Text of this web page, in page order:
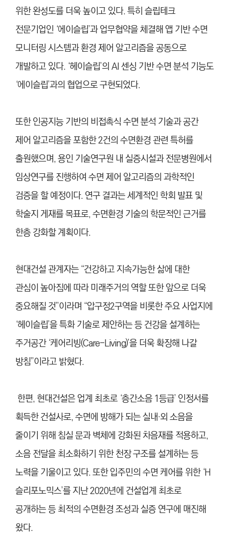
위한 완성도를 더욱 높이고 있다. 특히 슬립테크
전문기업인 ‘에이슬립’과 업무협약을 체결해 앱 기반 수면
모니터링 시스템과 환경 제어 알고리즘을 공동으로
개발하고 있다. ‘헤이슬립’의 AI 센싱 기반 수면 분석 기능도
‘에이슬립’과의 협업으로 구현되었다.
또한 인공지능 기반의 비접촉식 수면 분석 기술과 공간
제어 알고리즘을 포함한 2건의 수면환경 관련 특허를
출원했으며, 용인 기술연구원 내 실증시설과 전문병원에서
임상연구를 진행하여 수면 제어 알고리즘의 과학적인
검증을 할 예정이다. 연구 결과는 세계적인 학회 발표 및
학술지 게재를 목표로, 수면환경 기술의 학문적인 근거를
한층 강화할 계획이다.
현대건설 관계자는 “건강하고 지속가능한 삶에 대한
관심이 높아짐에 따라 미래주거의 역할 또한 앞으로 더욱
중요해질 것”이라며 “압구정2구역을 비롯한 주요 사업지에
‘헤이슬립’을 특화 기술로 제안하는 등 건강을 설계하는
주거공간 ‘케어리빙(Care-Living)’을 더욱 확장해 나갈
방침”이라고 밝혔다.
한편, 현대건설은 업계 최초로 ‘층간소음 1등급’ 인정서를
획득한 건설사로, 수면에 방해가 되는 실내·외 소음을
줄이기 위해 침실 문과 벽체에 강화된 차음재를 적용하고,
소음 전달을 최소화하기 위한 천장 구조를 설계하는 등
노력을 기울이고 있다. 또한 입주민의 수면 케어를 위한 ‘H
슬리포노믹스’를 지난 2020년에 건설업계 최초로
공개하는 등 최적의 수면환경 조성과 실증 연구에 매진해
왔다.